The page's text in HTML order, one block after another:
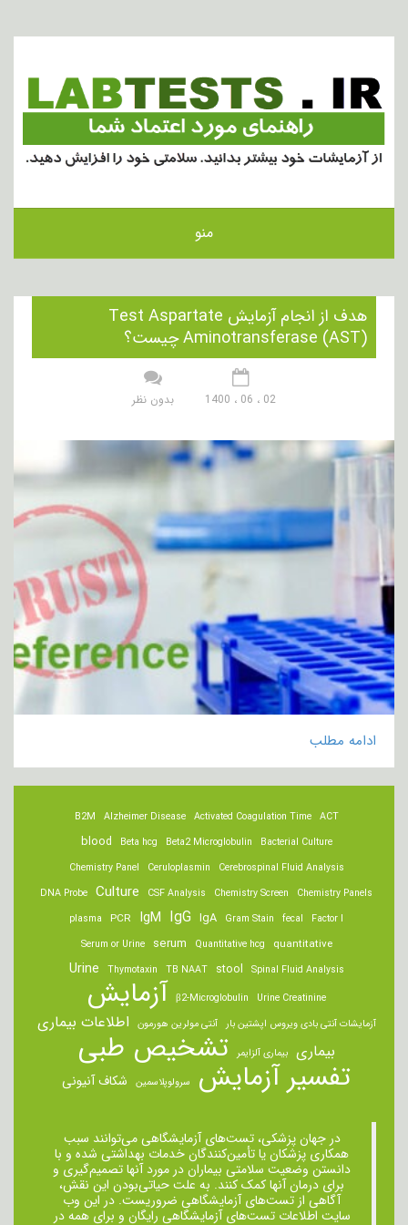
منو
هدف از انجام آزمایش Test Aspartate
Aminotransferase (AST) چیست؟
02 ، 06 ، 1400 بدون نظر
ادامه مطلب
ACT
Activated Coagulation Time
Alzheimer Disease
B2M
Bacterial Culture
Beta2 Microglobulin
Beta hcg
blood
Cerebrospinal Fluid Analysis
Ceruloplasmin
Chemistry Panel
Chemistry Panels
Chemistry Screen
CSF Analysis
Culture
DNA Probe
Factor I
fecal
Gram Stain
IgA
IgG
IgM
PCR
plasma
quantitative
Quantitative hcg
serum
Serum or Urine
Spinal Fluid Analysis
stool
TB NAAT
Thymotaxin
Urine
Urine Creatinine
β2-Microglobulin آزمایش
آزمایشات آنتی بادی ویروس اپشتین بار آنتی مولرین هورمون اطلاعات بیماری
بیماری بیماری آلزایمر تشخیص طبی
تفسیر آزمایش سرولوپلاسمین شکاف آنیونی
در جهان پزشکی، تست‌های آزمایشگاهی می‌توانند سبب
همکاری پزشکان یا تأمین‌کنندگان خدمات بهداشتی شده و با
دانستن وضعیت سلامتی بیماران در مورد آنها تصمیم‌گیری و
برای درمان ‌آنها کمک کنند. به علت حیاتی‌بودن این نقش،
آگاهی از تست‌های آزمایشگاهی ضروریست. در این وب
سایت اطلاعات تست‌های آزمایشگاهی رایگان و برای همه در